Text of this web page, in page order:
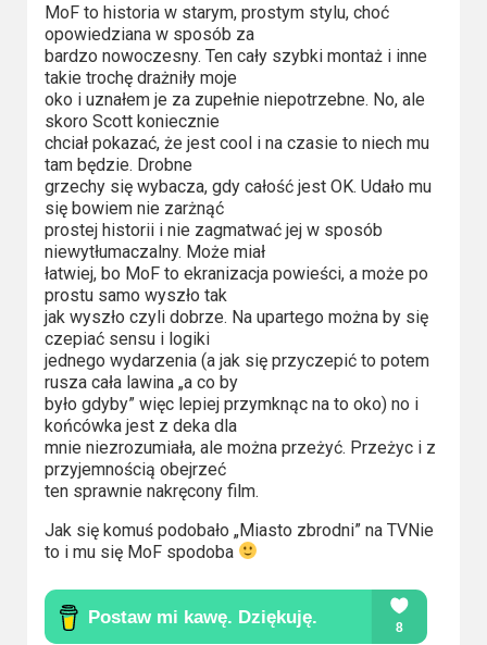
2017
2015
2014
MoF to historia w starym, prostym stylu, choć
opowiedziana w sposób za
bardzo nowoczesny. Ten cały szybki montaż i inne
takie trochę drażniły moje
oko i uznałem je za zupełnie niepotrzebne. No, ale
skoro Scott koniecznie
chciał pokazać, że jest cool i na czasie to niech mu
tam będzie. Drobne
grzechy się wybacza, gdy całość jest OK. Udało mu
się bowiem nie zarżnąć
prostej historii i nie zagmatwać jej w sposób
niewytłumaczalny. Może miał
łatwiej, bo MoF to ekranizacja powieści, a może po
prostu samo wyszło tak
jak wyszło czyli dobrze. Na upartego można by się
czepiać sensu i logiki
jednego wydarzenia (a jak się przyczepić to potem
rusza cała lawina „a co by
było gdyby” więc lepiej przymknąc na to oko) no i
końcówka jest z deka dla
mnie niezrozumiała, ale można przeżyć. Przeżyc i z
przyjemnością obejrzeć
ten sprawnie nakręcony film.
Jak się komuś podobało „Miasto zbrodni” na TVNie
to i mu się MoF spodoba